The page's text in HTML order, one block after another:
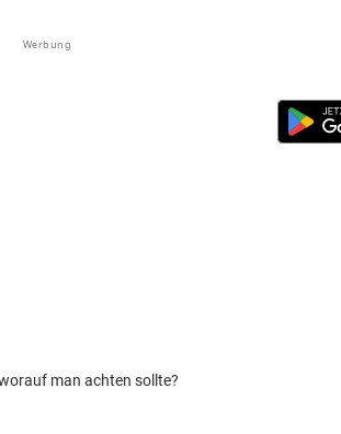
Werbung
man achten sollte?